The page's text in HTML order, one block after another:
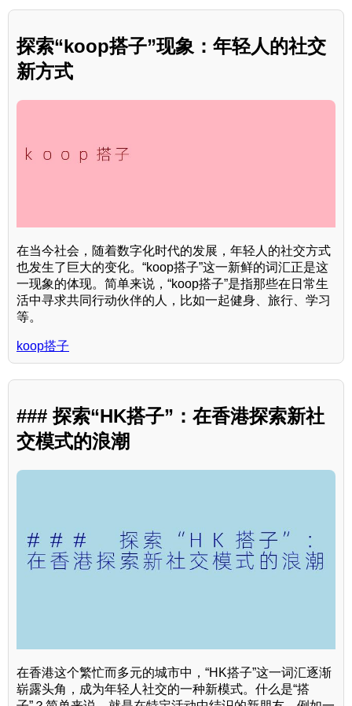
探索“koop搭子”现象：年轻人的社交
新方式
在当今社会，随着数字化时代的发展，年轻人的社交方式
也发生了巨大的变化。“koop搭子”这一新鲜的词汇正是这
一现象的体现。简单来说，“koop搭子”是指那些在日常生
活中寻求共同行动伙伴的人，比如一起健身、旅行、学习
等。
koop搭子
### 探索“HK搭子”：在香港探索新社
交模式的浪潮
在香港这个繁忙而多元的城市中，“HK搭子”这一词汇逐渐
崭露头角，成为年轻人社交的一种新模式。什么是“搭